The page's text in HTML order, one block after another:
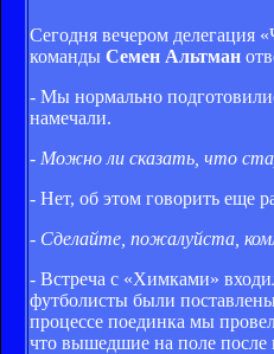
Сегодня вечером делегация
команды Семен Альтман
- Мы нормально
намечали.
- Можно ли сказать, что
- Нет, об этом говорить еще
- Сделайте, пожалуйста,
- Встреча с «Химками»
футболисты были
процессе поединка мы
что вышедшие на поле после